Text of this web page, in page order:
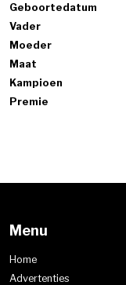
Geboortedatum
Vader
Moeder
Maat
Kampioen
Premie
Menu
Home
Advertenties